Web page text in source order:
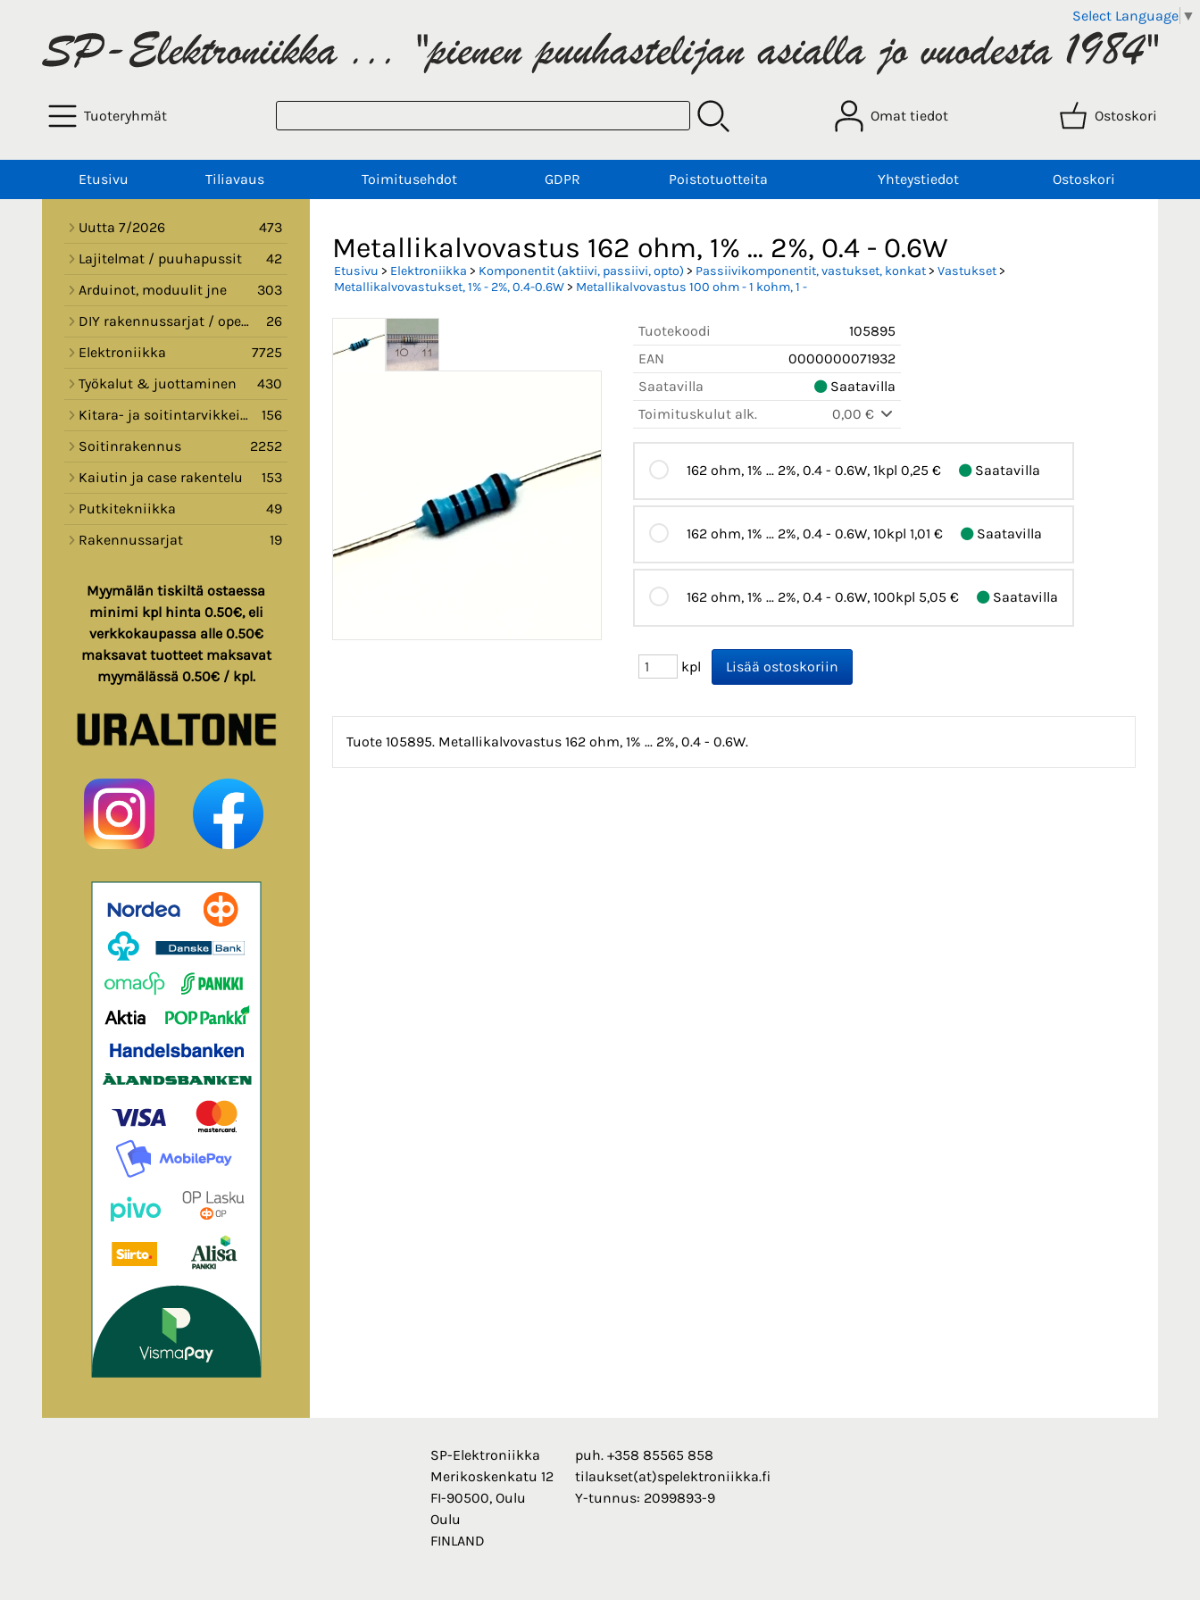
Select Language ▼
Tuoteryhmät Omat tiedot Ostoskori
Etusivu Tiliavaus Toimitusehdot GDPR Poistotuotteita Yhteystiedot Ostoskori
Uutta 7/2026
473
Lajitelmat / puuhapussit
42
Arduinot, moduulit jne
303
DIY rakennussarjat / opetussarjat
26
Elektroniikka
7725
Työkalut & juottaminen
430
Kitara- ja soitintarvikkeita
156
Soitinrakennus
2252
Kaiutin ja case rakentelu
153
Putkitekniikka
49
Rakennussarjat
19
Myymälän tiskiltä ostaessa
minimi kpl hinta 0.50€, eli
verkkokaupassa alle 0.50€
maksavat tuotteet maksavat
myymälässä 0.50€ / kpl.
Metallikalvovastus 162 ohm, 1% ... 2%, 0.4 - 0.6W
Etusivu > Elektroniikka > Komponentit (aktiivi, passiivi, opto) > Passiivikomponentit, vastukset, konkat> Vastukset>
Metallikalvovastukset, 1% - 2%, 0.4-0.6W> Metallikalvovastus 100 ohm - 1 kohm, 1 -
Tuotekoodi
105895
EAN
0000000071932
Saatavilla
Saatavilla
Toimituskulut alk.
0,00 €
162 ohm, 1% ... 2%, 0.4 - 0.6W, 1kpl 0,25 € Saatavilla
162 ohm, 1% ... 2%, 0.4 - 0.6W, 10kpl 1,01 € Saatavilla
162 ohm, 1% ... 2%, 0.4 - 0.6W, 100kpl 5,05 € Saatavilla
kpl
Tuote 105895. Metallikalvovastus 162 ohm, 1% ... 2%, 0.4 - 0.6W.
SP-Elektroniikka
Merikoskenkatu 12
FI-90500, Oulu
Oulu
FINLAND
puh. +358 85565 858
tilaukset(at)spelektroniikka.fi
Y-tunnus: 2099893-9